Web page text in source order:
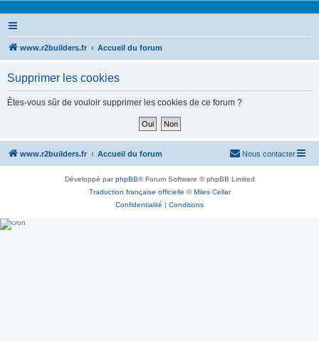
www.r2builders.fr Accueil du forum
Supprimer les cookies
Êtes-vous sûr de vouloir supprimer les cookies de ce forum ?
www.r2builders.fr Accueil du forum Nous contacter
Développé parphpBB® Forum Software © phpBB Limited
Traduction française officielle ©Miles Cellar
Confidentialité | Conditions